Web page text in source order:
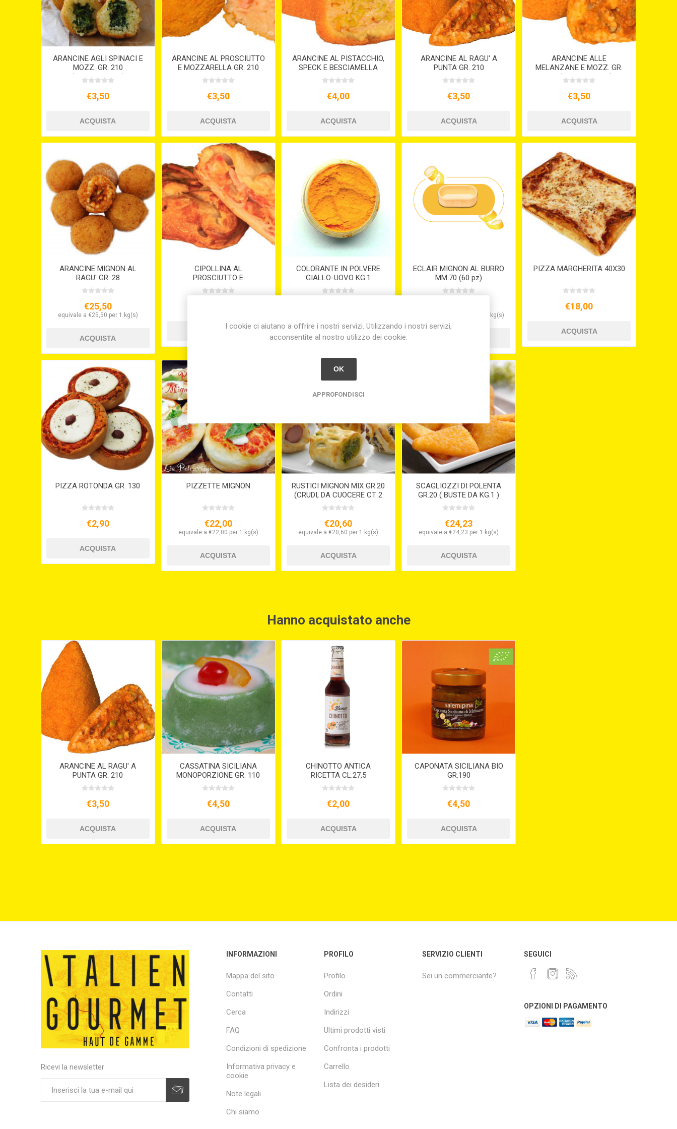
ARANCINE AGLI SPINACI E
MOZZ. GR. 210
(VEGETARIANE)
€3,50
ARANCINE AL PROSCIUTTO
E MOZZARELLA GR. 210
€3,50
ARANCINE AL PISTACCHIO,
SPECK E BESCIAMELLA
GR.200
€4,00
ARANCINE AL RAGU' A
PUNTA GR. 210
€3,50
ARANCINE ALLE
MELANZANE E MOZZ. GR.
210 (VEGETARIANE)
€3,50
ARANCINE MIGNON AL
RAGU' GR. 28
€25,50
equivale a €25,50 per 1 kg(s)
CIPOLLINA AL
PROSCIUTTO E
MOZZARELLA GR. 220
COLORANTE IN POLVERE
GIALLO-UOVO KG.1
ECLAIR MIGNON AL BURRO
MM.70 (60 pz)
equivale a €30,00 per 1000 kg(s)
PIZZA MARGHERITA 40X30
€18,00
PIZZA ROTONDA GR. 130
€2,90
PIZZETTE MIGNON
€22,00
equivale a €22,00 per 1 kg(s)
RUSTICI MIGNON MIX GR.20
(CRUDI, DA CUOCERE CT 2
X 2,5 KG.)
€20,60
equivale a €20,60 per 1 kg(s)
SCAGLIOZZI DI POLENTA
GR.20 ( BUSTE DA KG.1 )
€24,23
equivale a €24,23 per 1 kg(s)
Hanno acquistato anche
ARANCINE AL RAGU' A
PUNTA GR. 210
€3,50
CASSATINA SICILIANA
MONOPORZIONE GR. 110
€4,50
CHINOTTO ANTICA
RICETTA CL.27,5
€2,00
CAPONATA SICILIANA BIO
GR.190
€4,50
Ricevi la newsletter
INFORMAZIONI
Mappa del sito
Contatti
Cerca
FAQ
Condizioni di spedizione
Informativa privacy e
cookie
Note legali
Chi siamo
PROFILO
Profilo
Ordini
Indirizzi
Ultimi prodotti visti
Confronta i prodotti
Carrello
Lista dei desideri
SERVIZIO CLIENTI
Sei un commerciante?
SEGUICI
OPZIONI DI PAGAMENTO
I cookie ci aiutano a offrire i nostri servizi. Utilizzando i nostri servizi,
acconsentite al nostro utilizzo dei cookie.
OK
APPROFONDISCI